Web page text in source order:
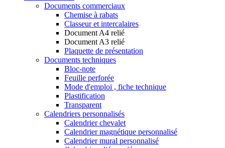
Documents commerciaux
Chemise à rabats
Classeur et intercalaires
Document A4 relié
Document A3 relié
Plaquette de présentation
Documents techniques
Bloc-note
Feuille perforée
Mode d'emploi , fiche technique
Plastification
Transparent
Calendriers personnalisés
Calendrier chevalet
Calendrier magnétique personnalisé
Calendrier mural personnalisé